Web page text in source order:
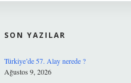
SON YAZILAR
Türkiye’de 57. Alay nerede ?
Ağustos 9, 2026